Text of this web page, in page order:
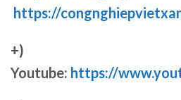
https://
+)
Youtube: https://